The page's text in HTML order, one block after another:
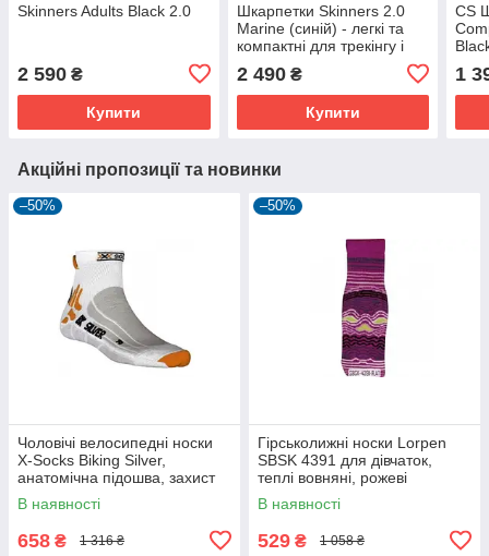
Skinners Adults Black 2.0
2 590 ₴
Купити
Шкарпетки Skinners 2.0
Marine (синій) - легкі та
компактні для трекінгу і
антибактеріальними
волокнами, M
2 490₴
Купити
CS
1
Акційні пропозиції та новинки
–50%
Чоловічі велосипедні носки
X-Socks Biking Silver,
анатомічна підошва, захист
від запаху, білі
В наявності
658 ₴ 1 316 ₴
–50%
Гірськолижні носки Lorpen
SBSK 4391 для дівчаток,
теплі вовняні, рожеві
В наявності
529 ₴ 1 058 ₴